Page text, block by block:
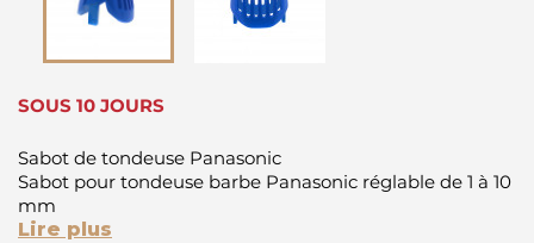
SOUS 10 JOURS
Sabot de tondeuse Panasonic
Sabot pour tondeuse barbe Panasonic réglable de 1 à 10
mm
Lire plus